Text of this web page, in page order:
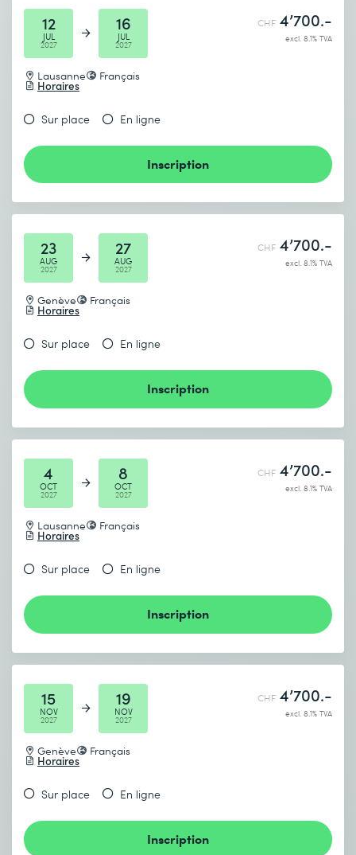
12
JUL
2027
16
JUL
2027
Lausanne Français
Horaires
CHF 4’700.-
excl. 8.1% TVA
Sur place En ligne
Inscription
23
AUG
2027
27
AUG
2027
Genève Français
Horaires
CHF 4’700.-
excl. 8.1% TVA
Sur place En ligne
Inscription
4
OCT
2027
8
OCT
2027
Lausanne Français
Horaires
CHF 4’700.-
excl. 8.1% TVA
Sur place En ligne
Inscription
15
NOV
2027
19
NOV
2027
Genève Français
Horaires
CHF 4’700.-
excl. 8.1% TVA
Sur place En ligne
Inscription